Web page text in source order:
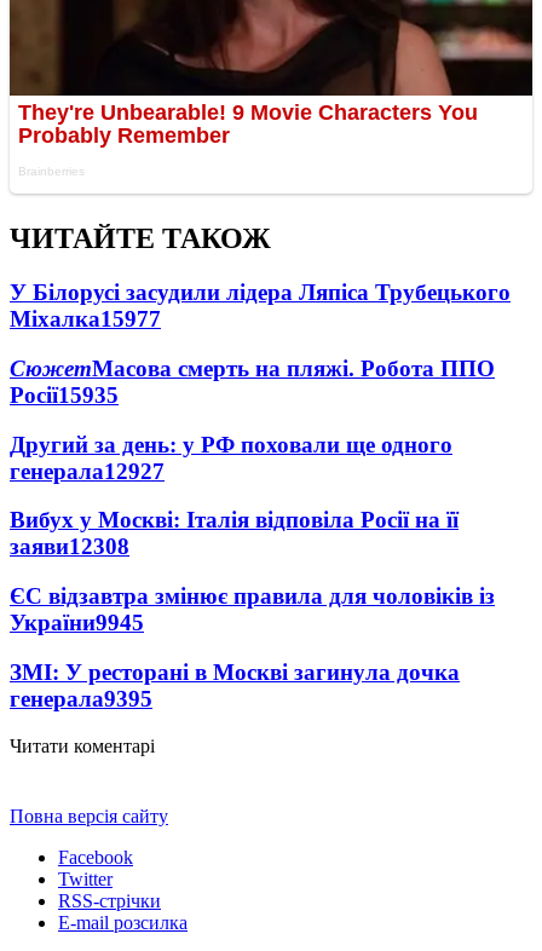
ЧИТАЙТЕ ТАКОЖ
У Білорусі засудили лідера Ляпіса Трубецького
Міхалка15977
СюжетМасова смерть на пляжі. Робота ППО
Росії15935
Другий за день: у РФ поховали ще одного
генерала12927
Вибух у Москві: Італія відповіла Росії на її
заяви12308
ЄС відзавтра змінює правила для чоловіків із
України9945
ЗМІ: У ресторані в Москві загинула дочка
генерала9395
Читати коментарі
Повна версія сайту
Facebook
Twitter
RSS-стрічки
E-mail розсилка